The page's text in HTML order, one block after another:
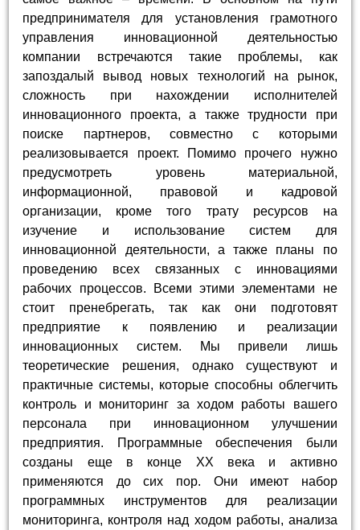
предпринимателя для установления грамотного
управления инновационной деятельностью
компании встречаются такие проблемы, как
запоздалый вывод новых технологий на рынок,
сложность при нахождении исполнителей
инновационного проекта, а также трудности при
поиске партнеров, совместно с которыми
реализовывается проект. Помимо прочего нужно
предусмотреть уровень материальной,
информационной, правовой и кадровой
организации, кроме того трату ресурсов на
изучение и использование систем для
инновационной деятельности, а также планы по
проведению всех связанных с инновациями
рабочих процессов. Всеми этими элементами не
стоит пренебрегать, так как они подготовят
предприятие к появлению и реализации
инновационных систем. Мы привели лишь
теоретические решения, однако существуют и
практичные системы, которые способны облегчить
контроль и мониторинг за ходом работы вашего
персонала при инновационном улучшении
предприятия. Программные обеспечения были
созданы еще в конце XX века и активно
применяются до сих пор. Они имеют набор
программных инструментов для реализации
мониторинга, контроля над ходом работы, анализа